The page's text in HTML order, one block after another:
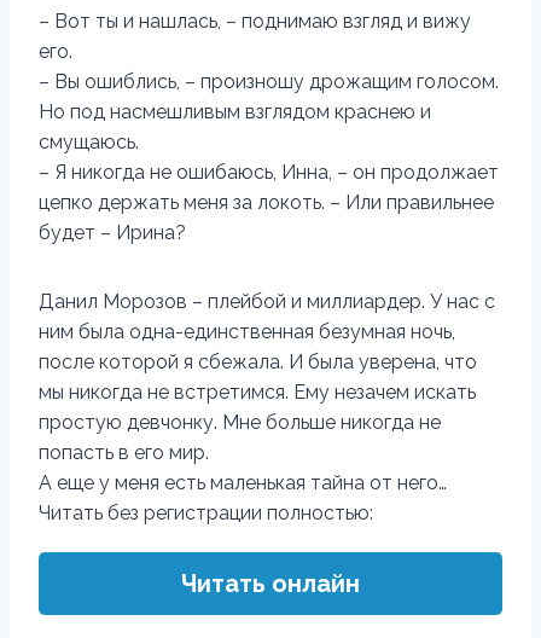
– Вот ты и нашлась, – поднимаю взгляд и вижу
его.
– Вы ошиблись, – произношу дрожащим голосом.
Но под насмешливым взглядом краснею и
смущаюсь.
– Я никогда не ошибаюсь, Инна, – он продолжает
цепко держать меня за локоть. – Или правильнее
будет – Ирина?
Данил Морозов – плейбой и миллиардер. У нас с
ним была одна-единственная безумная ночь,
после которой я сбежала. И была уверена, что
мы никогда не встретимся. Ему незачем искать
простую девчонку. Мне больше никогда не
попасть в его мир.
А еще у меня есть маленькая тайна от него…
Читать без регистрации полностью:
Читать онлайн